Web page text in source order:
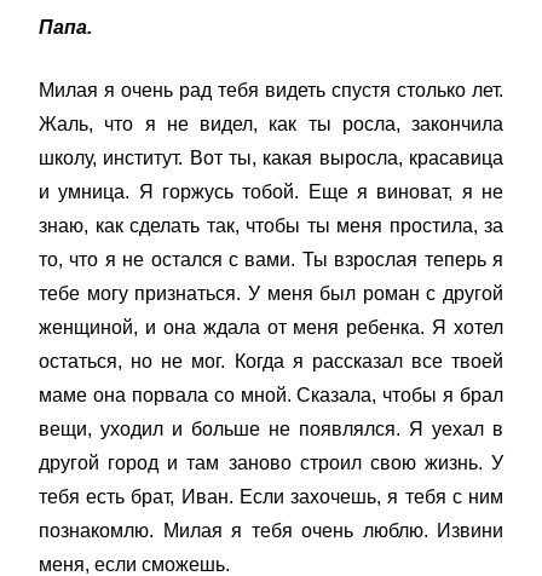
Папа.
Милая я очень рад тебя видеть спустя столько лет.
Жаль, что я не видел, как ты росла, закончила
школу, институт. Вот ты, какая выросла, красавица
и умница. Я горжусь тобой. Еще я виноват, я не
знаю, как сделать так, чтобы ты меня простила, за
то, что я не остался с вами. Ты взрослая теперь я
тебе могу признаться. У меня был роман с другой
женщиной, и она ждала от меня ребенка. Я хотел
остаться, но не мог. Когда я рассказал все твоей
маме она порвала со мной. Сказала, чтобы я брал
вещи, уходил и больше не появлялся. Я уехал в
другой город и там заново строил свою жизнь. У
тебя есть брат, Иван. Если захочешь, я тебя с ним
познакомлю. Милая я тебя очень люблю. Извини
меня, если сможешь.